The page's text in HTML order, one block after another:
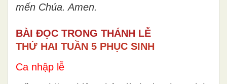
mến Chúa. Amen.
BÀI ĐỌC TRONG THÁNH LỄ
THỨ HAI TUẦN 5 PHỤC SINH
Ca nhập lễ